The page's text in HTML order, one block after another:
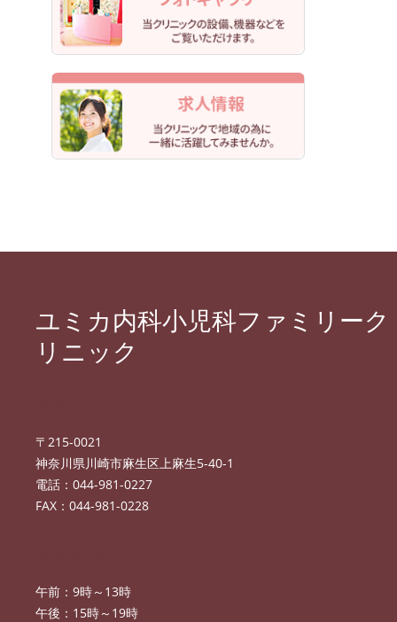
ユミカ内科小児科ファミリーク
リニック
〒215-0021
神奈川県川崎市麻生区上麻生5-40-1
電話：044-981-0227
FAX：044-981-0228
午前：9時～13時
午後：15時～19時